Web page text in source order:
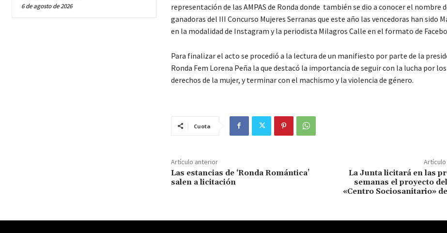
6 de agosto de 2026
representación de las AMPAS de Ronda donde también se dio a conocer el nombre
ganadoras del III Concurso Mujeres Serranas que este año las vencedoras han sido
en la modalidad de Instagram y la periodista Milagros Calle en el formato de
Para finalizar el acto se procedió a la lectura de un manifiesto por parte de la
Ronda Fem Lorena Peña la que destacó la importancia de seguir con la lucha por los
derechos de la mujer, y terminar con el machismo y la violencia de género.
Cuota
Artículo anterior
Las estancias de ‘Ronda Romántica’
salen a licitación
La Junta licitará en las
semanas el proyecto
«Centro Sociosanitario»